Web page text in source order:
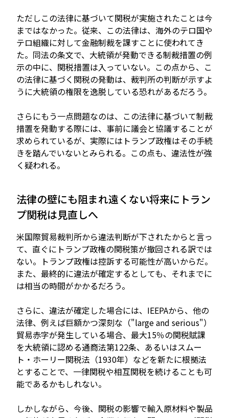
ただしこの法律に基づいて関税が実施されたことは今
まではなかった。従来、この法律は、海外のテロ国や
テロ組織に対して金融制裁を課すことに使われてき
た。同法の条文で、大統領が発動できる制裁措置の例
示の中に、関税措置は入っていない。この点から、こ
の法律に基づく関税の発動は、裁判所の判断が示すよ
うに大統領の権限を逸脱している恐れがあるだろう。
さらにもう一点問題なのは、この法律に基づいて制裁
措置を発動する際には、事前に議会と協議することが
求められているが、実際にはトランプ政権はその手続
きを踏んでいないとみられる。この点も、違法性が強
く疑われる。
法律の壁にも阻まれ遠くない将来にトラン
プ関税は見直しへ
米国際貿易裁判所から違法判断が下されたからと言っ
て、直ぐにトランプ政権の関税策が撤回される訳では
ない。トランプ政権は控訴する可能性が高いからだ。
また、最終的に違法が確定するとしても、それまでに
は相当の時間がかかるだろう。
さらに、違法が確定した場合には、IEEPAから、他の
法律、例えば巨額かつ深刻な（"large and serious"）
貿易赤字が発生している場合、最大15％の関税賦課
を大統領に認める通商法第122条、あるいはスムー
ト・ホーリー関税法（1930年）などを新たに根拠法
とすることで、一律関税や相互関税を続けることも可
能であるかもしれない。
しかしながら、今後、関税の影響で輸入原材料や製品